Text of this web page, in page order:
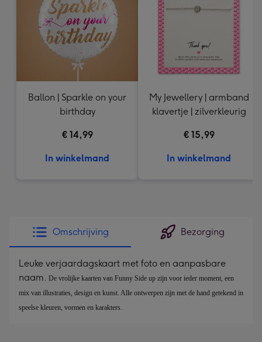
mm
Ballon | Sparkle on your
birthday
€ 14,99
In winkelmand
My Jewellery | armband
klavertje | zilverkleurig
€ 15,99
In winkelmand
Omschrijving Bezorging
Leuke verjaardagskaart met foto en aanpasbare
naam. De vrolijke kaarten van Funny Side up zijn voor ieder moment, een
mix van illustraties, design en kunst. Alle ontwerpen zijn met de hand getekend in
speelse kleuren, vormen en karakters.